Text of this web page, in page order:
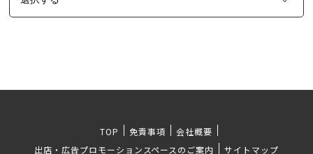
TOP 免責事項
会社概要
出店・広告プロモーションスペースのご案内
サイトマップ